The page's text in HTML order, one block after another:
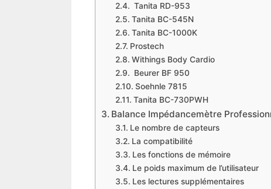
​ Tanita RD-953
​Tanita BC-545N
​Tanita BC-1000K
​Prostech
​Withings Body Cardio
​ Beurer BF 950
​Soehnle 7815
​Tanita BC-730PWH
​Balance Impédancemètre
Le nombre de capteurs
​La compatibilité
​Les fonctions de mémoire
​Le poids maximum de l’utilisateur
Les lectures supplémentaires